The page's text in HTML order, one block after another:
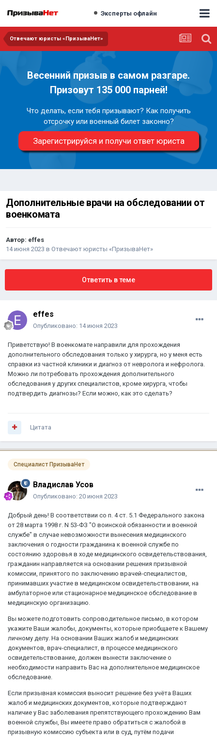
Эксперты офлайн
Отвечают юристы «ПризываНет»
Весенний призыв в самом разгаре.
Призовут 135 000 парней!
Что делать, если тебя призывают? Как получить
отсрочку или военный билет законно?
Зарегистрируйся и получи ответ юриста
Дополнительные врачи на обследовании от
военкомата
Автор: effes
14 июня 2023 в Отвечают юристы «ПризываНет»
Ответить в теме
effes
Опубликовано: 14 июня 2023
Приветствую! В военкомате направили для прохождения
дополнительного обследования только у хирурга, но у меня есть
справки из частной клиники и диагноз от невролога и нефролога.
Можно ли потребовать прохождения дополнительного
обследования у других специалистов, кроме хирурга, чтобы
подтвердить диагнозы? Если можно, как это сделать?
Цитата
Специалист ПризываНет
Владислав Усов
Опубликовано: 20 июня 2023
Добрый день! В соответствии со п. 4 ст. 5.1 Федерального закона
от 28 марта 1998 г. N 53-ФЗ "О воинской обязанности и военной
службе" в случае невозможности вынесения медицинского
заключения о годности гражданина к военной службе по
состоянию здоровья в ходе медицинского освидетельствования,
гражданин направляется на основании решения призывной
комиссии, принятого по заключению врачей-специалистов,
принимавших участие в медицинском освидетельствовании, на
амбулаторное или стационарное медицинское обследование в
медицинскую организацию.
Вы можете подготовить сопроводительное письмо, в котором
укажите Ваши жалобы, документы, которые приобщаете к Вашему
личному делу. На основании Ваших жалоб и медицинских
документов, врач-специалист, в процессе медицинского
освидетельствование, должен вынести заключение о
необходимости направить Вас на дополнительное медицинское
обследование.
Если призывная комиссия выносит решение без учёта Ваших
жалоб и медицинских документов, которые подтверждают
наличие у Вас заболевания препятствующего прохождению Вам
военной службы, Вы имеете право обратиться с жалобой в
призывную комиссию субъекта или в суд, путём подачи